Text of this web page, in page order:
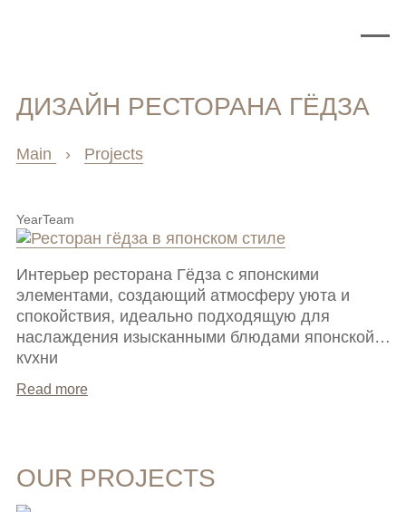
ДИЗАЙН РЕСТОРАНА ГЁДЗА
Main › Projects
Интерьер ресторана Гёдза с японскими
элементами, создающий атмосферу уюта и
спокойствия, идеально подходящую для
наслаждения изысканными блюдами японской
кухни
Read more
YearTeam
OUR PROJECTS